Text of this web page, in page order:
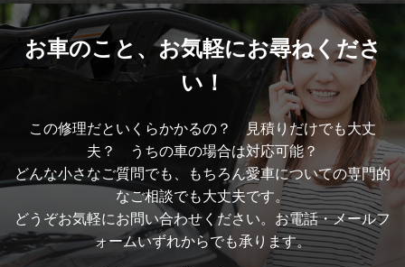
お車のこと、お気軽にお尋ねくださ
い！
この修理だといくらかかるの？ 見積りだけでも大丈
夫？ うちの車の場合は対応可能？
どんな小さなご質問でも、もちろん愛車についての専門的
なご相談でも大丈夫です。
どうぞお気軽にお問い合わせください。お電話・メールフ
ォームいずれからでも承ります。